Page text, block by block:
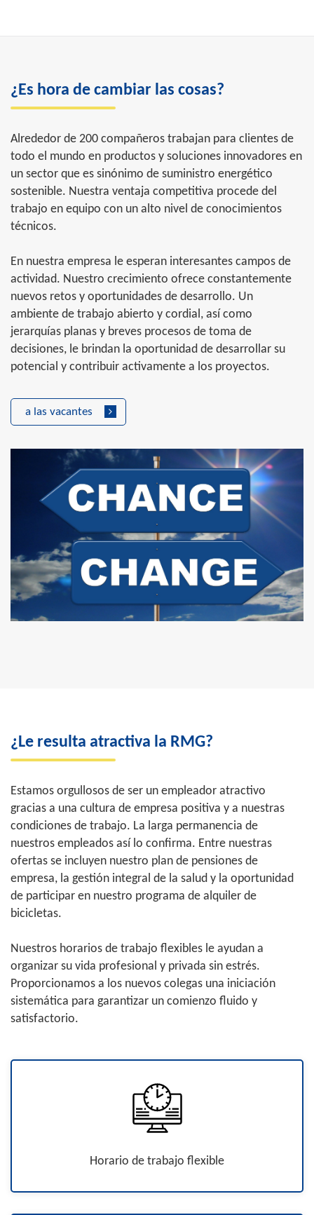
¿Es hora de cambiar las cosas?
Alrededor de 200 compañeros trabajan para clientes de
todo el mundo en productos y soluciones innovadores en
un sector que es sinónimo de suministro energético
sostenible. Nuestra ventaja competitiva procede del
trabajo en equipo con un alto nivel de conocimientos
técnicos.
En nuestra empresa le esperan interesantes campos de
actividad. Nuestro crecimiento ofrece constantemente
nuevos retos y oportunidades de desarrollo. Un
ambiente de trabajo abierto y cordial, así como
jerarquías planas y breves procesos de toma de
decisiones, le brindan la oportunidad de desarrollar su
potencial y contribuir activamente a los proyectos.
a las vacantes
¿Le resulta atractiva la RMG?
Estamos orgullosos de ser un empleador atractivo
gracias a una cultura de empresa positiva y a nuestras
condiciones de trabajo. La larga permanencia de
nuestros empleados así lo confirma. Entre nuestras
ofertas se incluyen nuestro plan de pensiones de
empresa, la gestión integral de la salud y la oportunidad
de participar en nuestro programa de alquiler de
bicicletas.
Nuestros horarios de trabajo flexibles le ayudan a
organizar su vida profesional y privada sin estrés.
Proporcionamos a los nuevos colegas una iniciación
sistemática para garantizar un comienzo fluido y
satisfactorio.
Horario de trabajo flexible